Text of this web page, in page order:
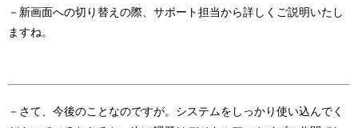
－新画面への切り替えの際、サポート担当から詳しくご説明いたし
ますね。
－さて、今後のことなのですが。システムをしっかり使い込んでく